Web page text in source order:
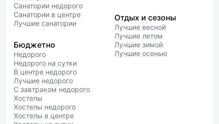
Санатории недорого
Санатории в центре
Лучшие санатории
Бюджетно
Недорого
Недорого на сутки
В центре недорого
Лучшие недорого
С завтраком недорого
Хостелы
Хостелы недорого
Хостелы в центре
Отдых и сезоны
Лучшие весной
Лучшие летом
Лучшие зимой
Лучшие осенью